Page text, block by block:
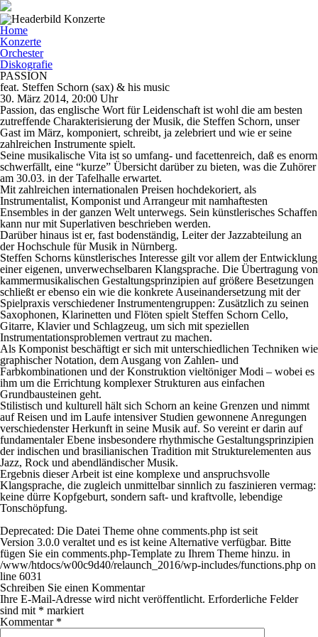
Home
Konzerte
Orchester
Diskografie
PASSION
feat. Steffen Schorn (sax) & his music
30. März 2014, 20:00 Uhr
Passion, das englische Wort für Leidenschaft ist wohl die am besten
zutreffende Charakterisierung der Musik, die Steffen Schorn, unser
Gast im März, komponiert, schreibt, ja zelebriert und wie er seine
zahlreichen Instrumente spielt.
Seine musikalische Vita ist so umfang- und facettenreich, daß es enorm
schwerfällt, eine “kurze” Übersicht darüber zu bieten, was die Zuhörer
am 30.03. in der Tafelhalle erwartet.
Mit zahlreichen internationalen Preisen hochdekoriert, als
Instrumentalist, Komponist und Arrangeur mit namhaftesten
Ensembles in der ganzen Welt unterwegs. Sein künstlerisches Schaffen
kann nur mit Superlativen beschrieben werden.
Darüber hinaus ist er, fast bodenständig, Leiter der Jazzabteilung an
der Hochschule für Musik in Nürnberg.
Steffen Schorns künstlerisches Interesse gilt vor allem der Entwicklung
einer eigenen, unverwechselbaren Klangsprache. Die Übertragung von
kammermusikalischen Gestaltungsprinzipien auf größere Besetzungen
schließt er ebenso ein wie die konkrete Auseinandersetzung mit der
Spielpraxis verschiedener Instrumentengruppen: Zusätzlich zu seinen
Saxophonen, Klarinetten und Flöten spielt Steffen Schorn Cello,
Gitarre, Klavier und Schlagzeug, um sich mit speziellen
Instrumentationsproblemen vertraut zu machen.
Als Komponist beschäftigt er sich mit unterschiedlichen Techniken wie
graphischer Notation, dem Ausgang von Zahlen- und
Farbkombinationen und der Konstruktion vieltöniger Modi – wobei es
ihm um die Errichtung komplexer Strukturen aus einfachen
Grundbausteinen geht.
Stilistisch und kulturell hält sich Schorn an keine Grenzen und nimmt
auf Reisen und im Laufe intensiver Studien gewonnene Anregungen
verschiedenster Herkunft in seine Musik auf. So vereint er darin auf
fundamentaler Ebene insbesondere rhythmische Gestaltungsprinzipien
der indischen und brasilianischen Tradition mit Strukturelementen aus
Jazz, Rock und abendländischer Musik.
Ergebnis dieser Arbeit ist eine komplexe und anspruchsvolle
Klangsprache, die zugleich unmittelbar sinnlich zu faszinieren vermag:
keine dürre Kopfgeburt, sondern saft- und kraftvolle, lebendige
Tonschöpfung.
Deprecated: Die Datei Theme ohne comments.php ist seit
Version 3.0.0 veraltet und es ist keine Alternative verfügbar. Bitte
fügen Sie ein comments.php-Template zu Ihrem Theme hinzu. in
/www/htdocs/w00c9d40/relaunch_2016/wp-includes/functions.php on
line 6031
Schreiben Sie einen Kommentar
Ihre E-Mail-Adresse wird nicht veröffentlicht. Erforderliche Felder
sind mit * markiert
Kommentar *